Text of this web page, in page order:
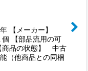
【メーカー】
【部品流用の可
品の状態】 中古
（他商品との同梱